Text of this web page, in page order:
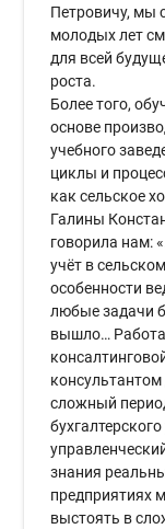
Петровичу, мы
молодых лет
для всей
роста.
Более того,
основе
учебного
циклы и
как сельское
Галины
говорила нам:
учёт в
особенности
любые задачи
вышло…
сложный
знания
предприятиях
выстоять в